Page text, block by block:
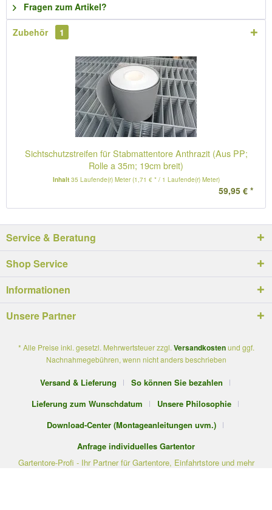
Fragen zum Artikel?
Zubehör 1
Sichtschutzstreifen für Stabmattentore Anthrazit (Aus PP;
Rolle a 35m; 19cm breit)
Inhalt 35 Laufende(r) Meter(1,71 € * / 1 Laufende(r) Meter)
59,95 € *
Service & Beratung
Shop Service
Informationen
Unsere Partner
* Alle Preise inkl. gesetzl. Mehrwertsteuer zzgl. Versandkostenund ggf.
Nachnahmegebühren, wenn nicht anders beschrieben
Versand & Lieferung
So können Sie bezahlen
Lieferung zum Wunschdatum
Unsere Philosophie
Download-Center (Montageanleitungen uvm.)
Anfrage individuelles Gartentor
Gartentore-Profi - Ihr Partner für Gartentore, Einfahrtstore und mehr